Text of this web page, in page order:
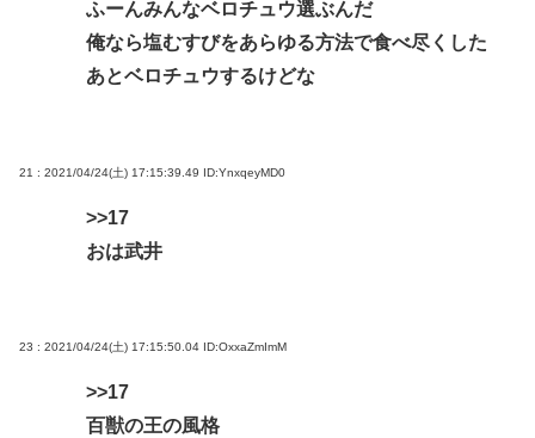
ふーんみんなベロチュウ選ぶんだ
俺なら塩むすびをあらゆる方法で食べ尽くした
あとベロチュウするけどな
21 : 2021/04/24(土) 17:15:39.49 ID:YnxqeyMD0
>>17
おは武井
23 : 2021/04/24(土) 17:15:50.04 ID:OxxaZmImM
>>17
百獣の王の風格